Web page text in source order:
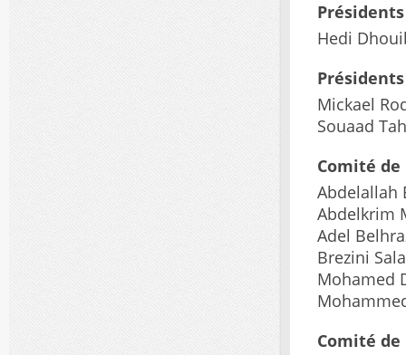
Hedi
Mickael
Souaad
Comité
Abdelallah
Abdelkrim
Adel
Brezini
Mohamed
Comité